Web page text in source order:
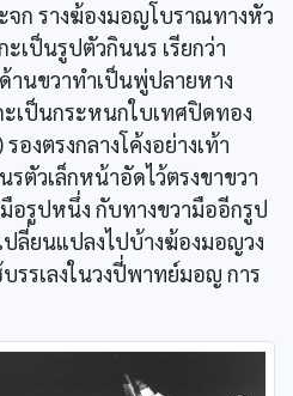
ก รางฆ้องมอญโบราณทางหัว
เป็นรูปตัวกินนร เรียกว่า
านขวาทำเป็นพู่ปลายหาง
เป็นกระหนกใบเทศปิดทอง
องตรงกลางโค้งอย่างเท้า
ตัวเล็กหน้าอัดไว้ตรงขาขวา
อรูปหนึ่ง กับทางขวามืออีกรูป
ลี่ยนแปลงไปบ้างฆ้องมอญวง
รรเลงในวงปี่พาทย์มอญ การ